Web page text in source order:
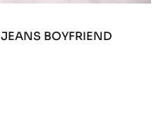
JEANS BOYFRIEND